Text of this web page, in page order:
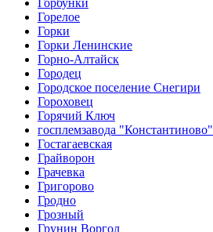
Горелое
Горки
Горки Ленинские
Горно-Алтайск
Городец
Городское поселение Снегири
Гороховец
Горячий Ключ
госплемзавода "Константиново"
Гостагаевская
Грайворон
Грачевка
Григорово
Гродно
Грозный
Грунин Воргол